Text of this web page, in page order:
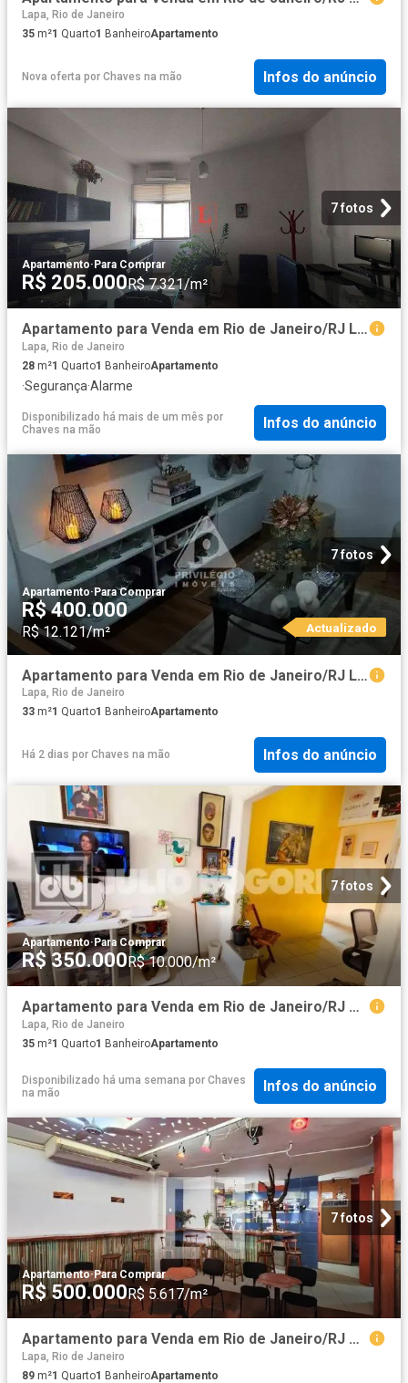
Lapa, Rio de Janeiro
35 m²1 Quarto1 BanheiroApartamento
Nova oferta por Chaves na mão Infos do anúncio
7 fotos
Apartamento· Para Comprar
R$ 205.000R$ 7.321/m²
Apartamento para Venda em Rio de Janeiro/RJ Lapa 1 Quartos
Lapa, Rio de Janeiro
28 m²1 Quarto1 BanheiroApartamento
·Segurança·Alarme
Disponibilizado há mais de um mês por
Chaves na mão
Infos do anúncio
7 fotos
Apartamento·Para Comprar
R$ 400.000
R$ 12.121/m² Actualizado
Apartamento para Venda em Rio de Janeiro/RJ Lapa 1 Quartos
Lapa, Rio de Janeiro
33 m²1 Quarto1 BanheiroApartamento
Há 2 dias por Chaves na mão Infos do anúncio
7 fotos
Apartamento· Para Comprar
R$ 350.000R$ 10.000/m²
Apartamento para Venda em Rio de Janeiro/RJ Centro 1 Quartos
Lapa, Rio de Janeiro
35 m²1 Quarto1 BanheiroApartamento
Disponibilizado há uma semana por Chaves
na mão
Infos do anúncio
7 fotos
Apartamento·Para Comprar
R$ 500.000R$ 5.617/m²
Apartamento para Venda em Rio de Janeiro/RJ Centro 1 Quartos
Lapa, Rio de Janeiro
89 m²1 Quarto1 BanheiroApartamento